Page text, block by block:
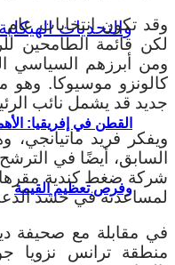
القطن في إفريقيا:
وفرص تعظيم القيمة
لكن قائمة الطامحين
ومن أبرزهم السياسي
كالونزو موسيوكا.
جديد قد يشمل نائب
ويفكر فريد
السابق، أيضًا في
لمساعدته في حشد
في مقابلة مع صحيفة
منطقة ترانس نزويا